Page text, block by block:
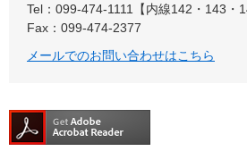
Tel：099-474-1111【内線142・143・
Fax：099-474-2377
メールでのお問い合わせはこちら